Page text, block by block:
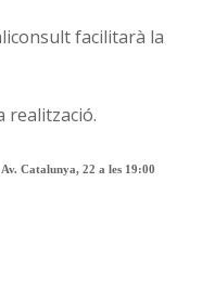
facilitarà la
realització.
Catalunya, 22 a les 19:00